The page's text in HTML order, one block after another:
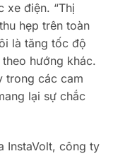
xe điện. “Thị
hẹp trên toàn
là tăng tốc độ
hướng khác.
trong các cam
lại sự chắc
InstaVolt, công ty